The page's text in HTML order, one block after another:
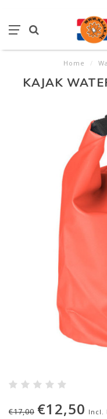
Home /
KAJAK
€17,00 €12,50 Incl.